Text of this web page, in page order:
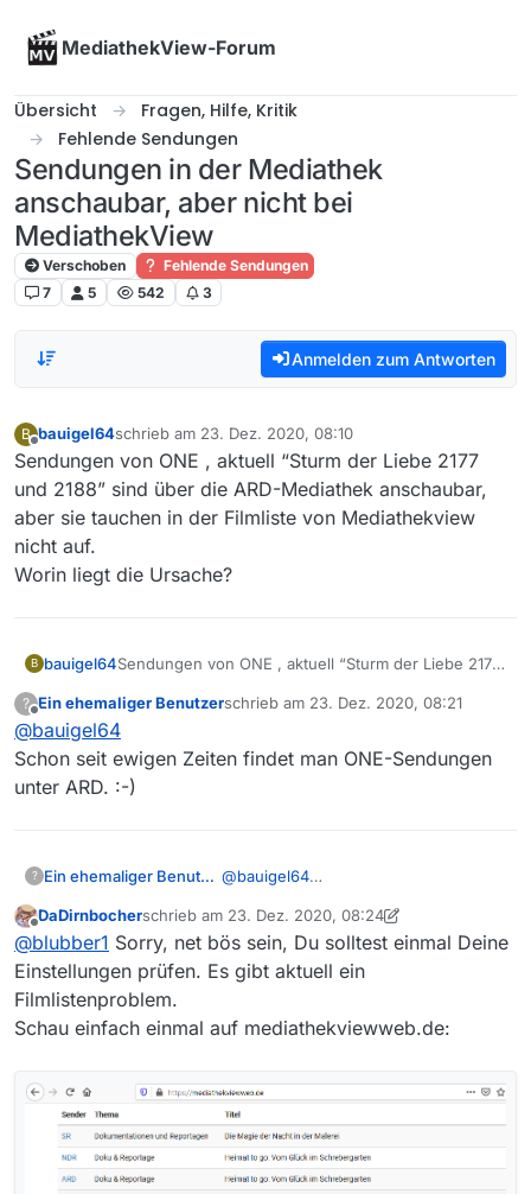
MediathekView-Forum
Übersicht
Fragen, Hilfe, Kritik
Fehlende Sendungen
Sendungen in der Mediathek
anschaubar, aber nicht bei
MediathekView
Verschoben
Fehlende Sendungen
7
5 542 3
Anmelden zum Antworten
B
Offline
bauigel64schrieb am 23. Dez. 2020, 08:10
zuletzt editiert von
Sendungen von ONE , aktuell “Sturm der Liebe 2177
und 2188” sind über die ARD-Mediathek anschaubar,
aber sie tauchen in der Filmliste von Mediathekview
nicht auf.
Worin liegt die Ursache?
B bauigel64Sendungen von ONE , aktuell “Sturm der Liebe 2177
anschaubar, aber sie tauchen in der Filmliste von
Mediathekview nicht auf.
Worin liegt die Ursache?
?
Offline
Ein ehemaliger Benutzerschrieb am 23. Dez. 2020, 08:21
zuletzt editiert von
@bauigel64
Schon seit ewigen Zeiten findet man ONE-Sendungen
unter ARD. :-)
? Ein ehemaliger Benutzer @bauigel64
ONE-Sendungen unter ARD. :-)
Offline
DaDirnbocherschrieb am 23. Dez. 2020, 08:24
zuletzt editiert von DaDirnbocher
@blubber1 Sorry, net bös sein, Du solltest einmal Deine
Einstellungen prüfen. Es gibt aktuell ein
Filmlistenproblem.
Schau einfach einmal auf mediathekviewweb.de: